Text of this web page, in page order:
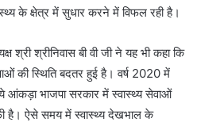
के क्षेत्र में सुधार करने में विफल रही है।
श्री श्रीनिवास बी वी जी ने यह भी कहा कि
की स्थिति बदतर हुई है। वर्ष 2020 में
आंकड़ा भाजपा सरकार में स्वास्थ्य सेवाओं
है। ऐसे समय में स्वास्थ्य देखभाल के